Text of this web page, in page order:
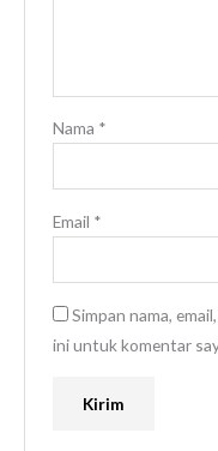
Nama *
Email *
Simpan nama,
ini untuk komentar